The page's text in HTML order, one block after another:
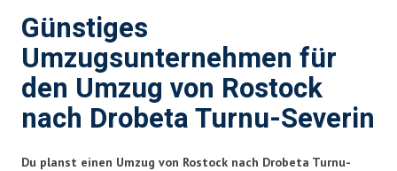
Günstiges
Umzugsunternehmen für
den Umzug von Rostock
nach Drobeta Turnu-Severin
Du planst einen Umzug von Rostock nach Drobeta Turnu-